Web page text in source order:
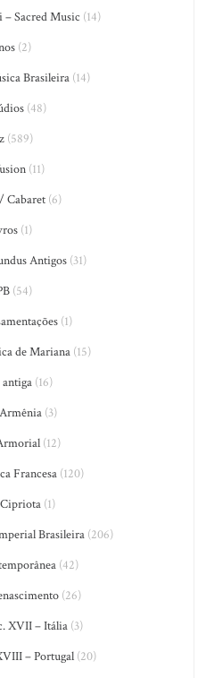
Sacred Music (14)
(2)
Brasileira(14)
(48)
(589)
(11)
Cabaret (6)
(1)
Antigos (31)
(54)
(1)
de Mariana(15)
(16)
(3)
(12)
Francesa(120)
(1)
Brasileira(206)
(42)
(26)
XVII – Itália (3)
– Portugal (20)